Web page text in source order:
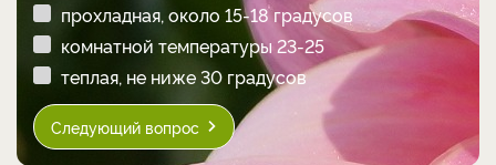
прохладная, около 15-18 градусов
комнатной температуры 23-25
теплая, не ниже 30 градусов
Следующий вопрос